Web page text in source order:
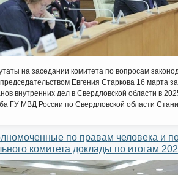
на заседании комитета по вопросам
Евгения Старкова 16 марта
внутренних дел в Свердловской области в
ГУ МВД России по Свердловской области
по правам человека и
комитета доклады по итогам